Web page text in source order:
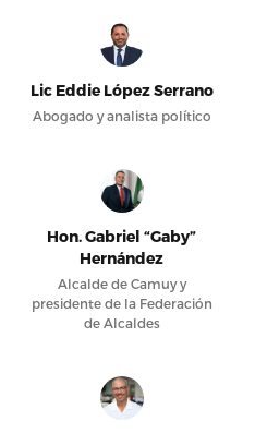
Lic Eddie López Serrano
Abogado y analista político
Hon. Gabriel “Gaby”
Hernández
Alcalde de Camuy y
presidente de la Federación
de Alcaldes